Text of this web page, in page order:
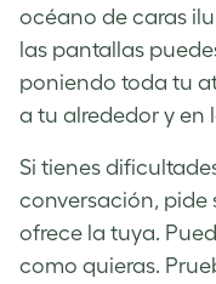
océano de caras
las pantallas
poniendo toda tu
a tu alrededor y en
Si tienes
conversación, pide
ofrece la tuya.
como quieras.